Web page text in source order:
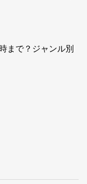
まで？ジャンル別